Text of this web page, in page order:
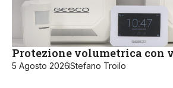
Protezione volumetrica con
5 Agosto 2026Stefano Troilo